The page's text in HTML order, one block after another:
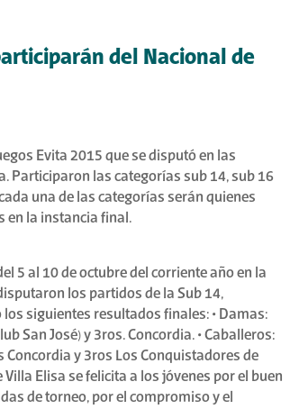
del Nacional de
Evita 2015 que se disputó en las
Participaron las categorías sub 14, sub 16
una de las categorías serán quienes
en la instancia final.
5 al 10 de octubre del corriente año en la
los partidos de la Sub 14,
siguientes resultados finales: • Damas:
San José) y 3ros. Concordia. • Caballeros:
Concordia y 3ros Los Conquistadores de
Elisa se felicita a los jóvenes por el buen
de torneo, por el compromiso y el